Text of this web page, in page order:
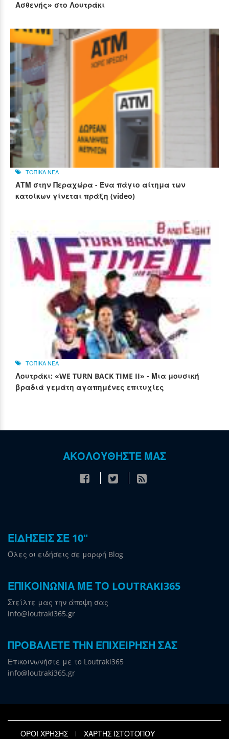
Ασθενής» στο Λουτράκι
ΤΟΠΙΚΑ ΝΕΑ
ΑΤΜ στην Περαχώρα - Ένα πάγιο αίτημα των
κατοίκων γίνεται πράξη (video)
ΤΟΠΙΚΑ ΝΕΑ
Λουτράκι: «WE TURN BACK TIME II» - Μια μουσική
βραδιά γεμάτη αγαπημένες επιτυχίες
ΑΚΟΛΟΥΘΗΣΤΕ ΜΑΣ
ΕΙΔΗΣΕΙΣ ΣΕ 10"
Όλες οι ειδήσεις σε μορφή Blog
ΕΠΙΚΟΙΝΩΝΙΑ ΜΕ ΤΟ LOUTRAKI365
Στείλτε μας την άποψη σας
info@loutraki365.gr
ΠΡΟΒΑΛΕΤΕ ΤΗΝ ΕΠΙΧΕΙΡΗΣΗ ΣΑΣ
Επικοινωνήστε με το Loutraki365
info@loutraki365.gr
ΟΡΟΙ ΧΡΗΣΗΣ
ΧΑΡΤΗΣ ΙΣΤΟΤΟΠΟΥ